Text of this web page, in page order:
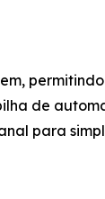
de
para